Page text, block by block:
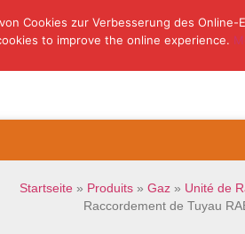
Startseite » Produits » Gaz » Unité de
Raccordement de Tuyau
Cookies zur Verbesserung des Online-
to improve the online experience.